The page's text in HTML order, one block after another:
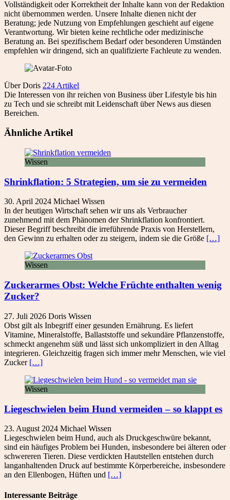
Vollständigkeit oder Korrektheit der Inhalte kann von der Redaktion
nicht übernommen werden. Unsere Inhalte dienen nicht der
Beratung; jede Nutzung von Empfehlungen geschieht auf eigene
Verantwortung. Wir bieten keine rechtliche oder medizinische
Beratung an. Bei spezifischem Bedarf oder besonderen Umständen
empfehlen wir dringend, sich an qualifizierte Fachleute zu wenden.
Über Doris 224 Artikel
Die Interessen von ihr reichen von Business über Lifestyle bis hin
zu Tech und sie schreibt mit Leidenschaft über News aus diesen
Bereichen.
Ähnliche Artikel
Wissen
Shrinkflation: 5 Strategien, um sie zu vermeiden
30. April 2024 Michael Wissen
In der heutigen Wirtschaft sehen wir uns als Verbraucher
zunehmend mit dem Phänomen der Shrinkflation konfrontiert.
Dieser Begriff beschreibt die irreführende Praxis von Herstellern,
den Gewinn zu erhalten oder zu steigern, indem sie die Größe […]
Wissen
Zuckerarmes Obst: Welche Früchte enthalten wenig
Zucker?
27. Juli 2026 Doris Wissen
Obst gilt als Inbegriff einer gesunden Ernährung. Es liefert
Vitamine, Mineralstoffe, Ballaststoffe und sekundäre Pflanzenstoffe,
schmeckt angenehm süß und lässt sich unkompliziert in den Alltag
integrieren. Gleichzeitig fragen sich immer mehr Menschen, wie viel
Zucker […]
Wissen
Liegeschwielen beim Hund vermeiden – so klappt es
23. August 2024 Michael Wissen
Liegeschwielen beim Hund, auch als Druckgeschwüre bekannt,
sind ein häufiges Problem bei Hunden, insbesondere bei älteren oder
schwereren Tieren. Diese verdickten Hautstellen entstehen durch
langanhaltenden Druck auf bestimmte Körperbereiche, insbesondere
an den Ellenbogen, Hüften und […]
Interessante Beiträge